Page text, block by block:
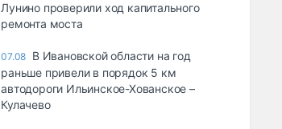
Лунино проверили ход капитального
ремонта моста
07.08 В Ивановской области на год
раньше привели в порядок 5 км
автодороги Ильинское-Хованское –
Кулачево